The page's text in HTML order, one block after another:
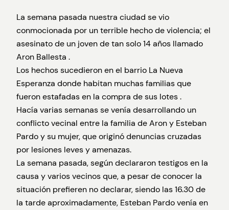
La semana pasada nuestra ciudad se vio
conmocionada por un terrible hecho de violencia; el
asesinato de un joven de tan solo 14 años llamado
Aron Ballesta .
Los hechos sucedieron en el barrio La Nueva
Esperanza donde habitan muchas familias que
fueron estafadas en la compra de sus lotes .
Hacía varias semanas se venía desarrollando un
conflicto vecinal entre la familia de Aron y Esteban
Pardo y su mujer, que originó denuncias cruzadas
por lesiones leves y amenazas.
La semana pasada, según declararon testigos en la
causa y varios vecinos que, a pesar de conocer la
situación prefieren no declarar, siendo las 16.30 de
la tarde aproximadamente, Esteban Pardo venía en